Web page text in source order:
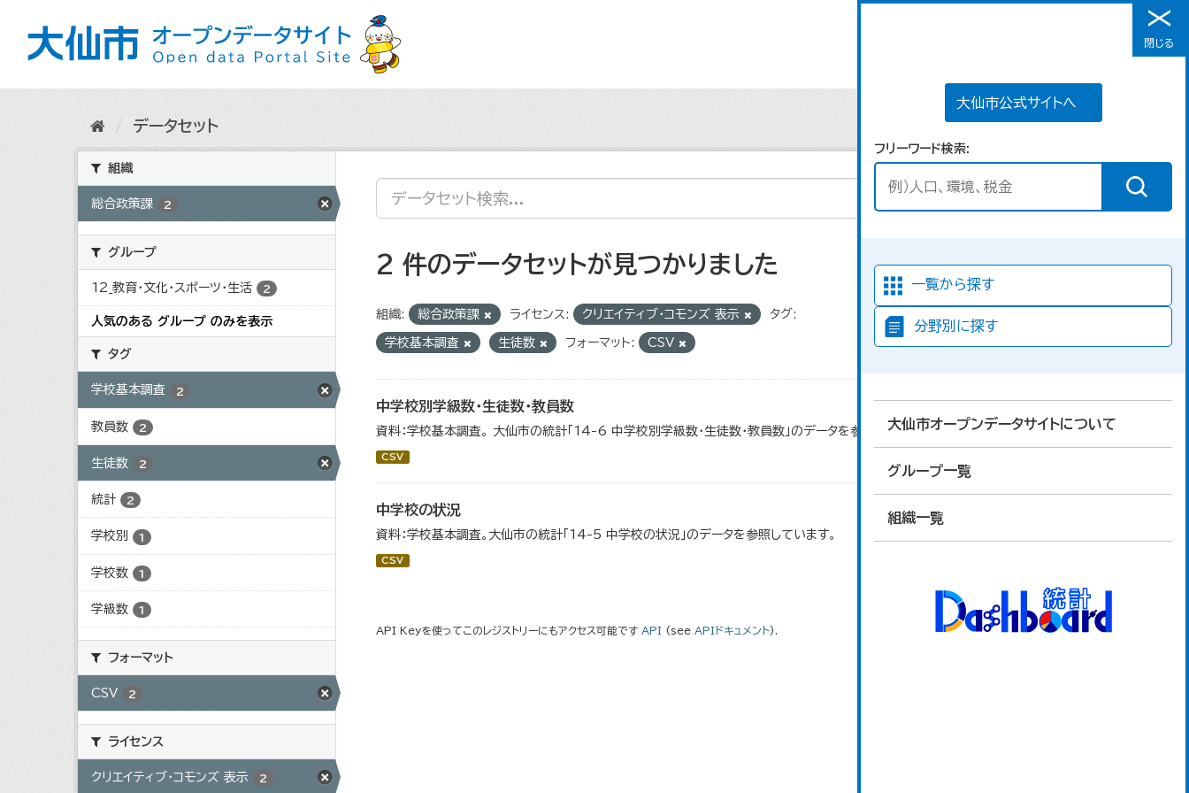
メニュー
大仙市公式サイトへ
フリーワード検索
一覧から探す
分野別に探す
大仙市オープンデータサイトについて
グループ一覧
組織一覧
閉じる
データセット
組織
総合政策課 2
グループ
12_教育・文化・スポーツ・生活 2
人気のある グループ のみを表示
タグ
学校基本調査 2
教員数 2
生徒数 2
統計 2
学校別 1
学校数 1
学級数 1
フォーマット
CSV 2
ライセンス
クリエイティブ・コモンズ 表示 2
2 件のデータセットが見つかりました
組織: 総合政策課 ライセンス: クリエイティブ・コモンズ 表示 タグ:
学校基本調査 生徒数 フォーマット: CSV
中学校別学級数・生徒数・教員数
資料：学校基本調査。 大仙市の統計「14-6 中学校別学級数・生徒数・教員数」のデータを参照しています。
CSV
中学校の状況
資料：学校基本調査。大仙市の統計「14-5 中学校の状況」のデータを参照しています。
CSV
API Keyを使ってこのレジストリーにもアクセス可能です API (see APIドキュメント).